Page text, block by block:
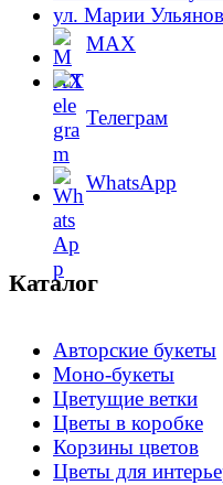
ул. Марии
MAX
Телеграм
WhatsApp
Каталог
Авторские букеты
Моно-букеты
Цветущие ветки
Цветы в коробке
Корзины цветов
Цветы для